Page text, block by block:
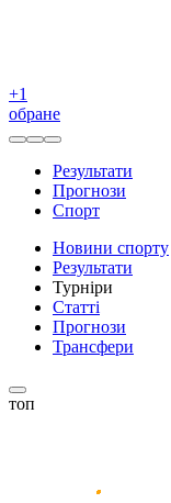
+1
обране
Результати
Прогнози
Спорт
Новини спорту
Результати
Турніри
Статті
Прогнози
Трансфери
топ